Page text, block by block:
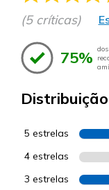
(5 críticas)
75%
5 estrelas
4 estrelas
3 estrelas